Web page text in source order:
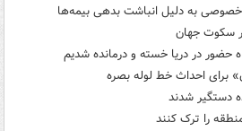
خصوصی به دلیل انباشت بدهی بیمه‌ها
سکوت جهان
برای احداث خط لوله بصره
را ترک کنند